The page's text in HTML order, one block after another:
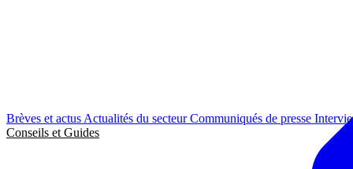
Brèves et actus Actualités du secteurCommuniqués de presse
Conseils et Guides